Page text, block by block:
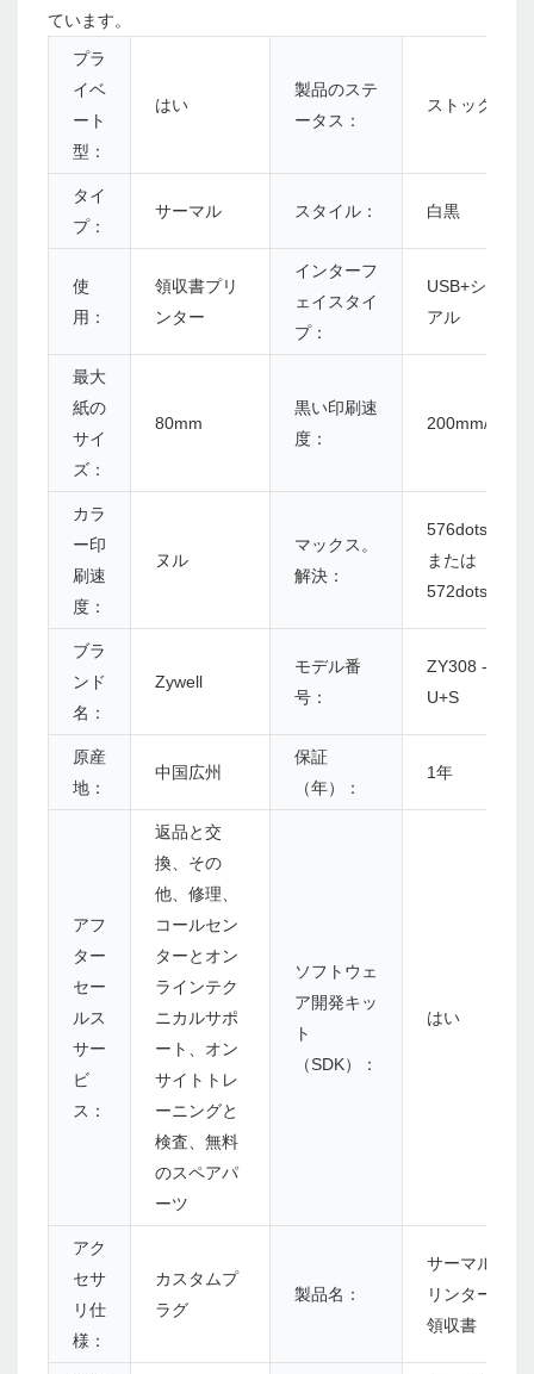
ています。
プラ
イベ
ート
型：
はい
製品のステ
ータス：
ストック
タイ
プ：
サーマル スタイル： 白黒
使
用：
領収書プリ
ンター
インターフ
ェイスタイ
プ：
USB+シリ
アル
最大
紙の
サイ
ズ：
80mm
黒い印刷速
度：
200mm/s
カラ
ー印
刷速
度：
ヌル
マックス。
解決：
576dots/line
または
572dots/line
ブラ
ンド
名：
Zywell
モデル番
号：
ZY308 -
U+S
原産
地：
中国広州
保証
（年）：
1年
アフ
ター
セー
ルス
サー
ビ
ス：
返品と交
換、その
他、修理、
コールセン
ターとオン
ラインテク
ニカルサポ
ート、オン
サイトトレ
ーニングと
検査、無料
のスペアパ
ーツ
ソフトウェ
ア開発キッ
ト
（SDK）：
はい
アク
セサ
リ仕
様：
カスタムプ
ラグ
製品名：
サーマルプ
リンターの
領収書